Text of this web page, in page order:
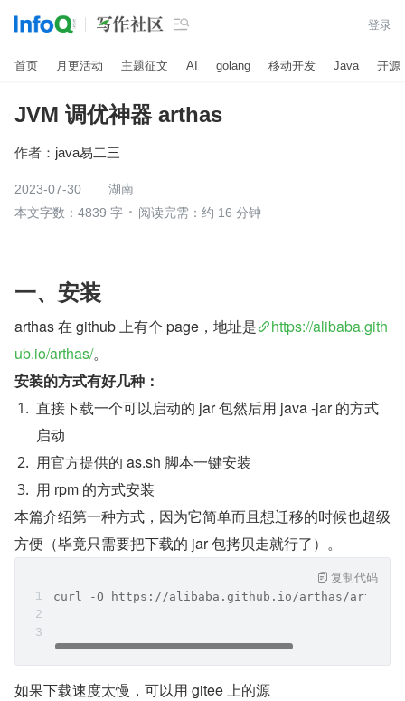
 登录
首页 月更活动 主题征文 AI golang 移动开发 Java 开源
JVM 调优神器 arthas
作者： java易二三
2023-07-30
湖南
本文字数：4839 字
阅读完需：约 16 分钟
一、安装
arthas 在 github 上有个 page，地址是
https://alibaba.gith
ub.io/arthas/。
安装的方式有好几种：
直接下载一个可以启动的 jar 包然后用 java -jar 的方式
启动
用官方提供的 as.sh 脚本一键安装
用 rpm 的方式安装
本篇介绍第一种方式，因为它简单而且想迁移的时候也超级
方便（毕竟只需要把下载的 jar 包拷贝走就行了）。
curl -O https://alibaba.github.io/arthas/arthas-
复制代码
如果下载速度太慢，可以用 gitee 上的源